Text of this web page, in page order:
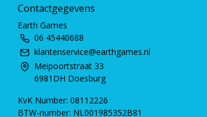
Contactgegevens
Earth Games
06 45440688
klantenservice@earthgames.nl
Meipoortstraat 33
6981DH Doesburg
KvK Number: 08112226
BTW-number: NL001985352B81